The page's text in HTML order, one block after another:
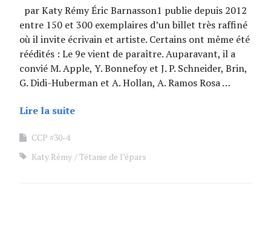
par Katy Rémy Éric Barnasson1 publie depuis 2012
entre 150 et 300 exemplaires d’un billet très raffiné
où il invite écrivain et artiste. Certains ont même été
réédités : Le 9e vient de paraître. Auparavant, il a
convié M. Apple, Y. Bonnefoy et J. P. Schneider, Brin,
G. Didi-Huberman et A. Hollan, A. Ramos Rosa …
Lire la suite
CCP #30-4
Katy Rémy
Tétanie de l’épars